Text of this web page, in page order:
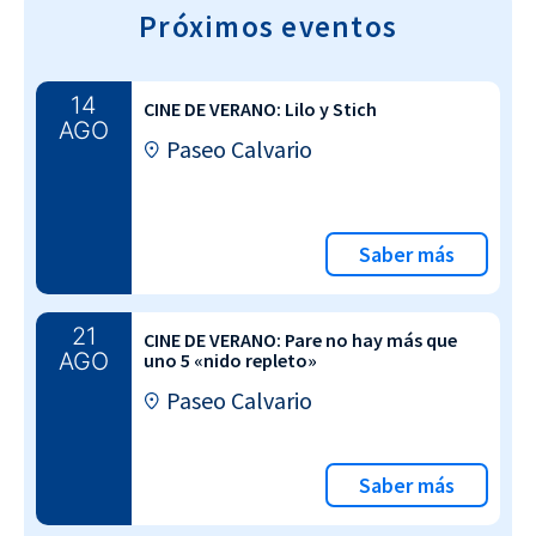
Próximos eventos
14
AGO
CINE DE VERANO: Lilo y Stich
Paseo Calvario
Saber más
21
AGO
CINE DE VERANO: Pare no hay más que
uno 5 «nido repleto»
Paseo Calvario
Saber más